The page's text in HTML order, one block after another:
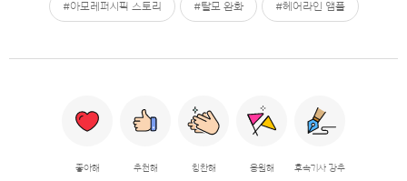
#아모레퍼시픽 스토리 #탈모 완화 #헤어라인 앰플
좋아해 추천해 칭찬해 응원해 후속기사 강추